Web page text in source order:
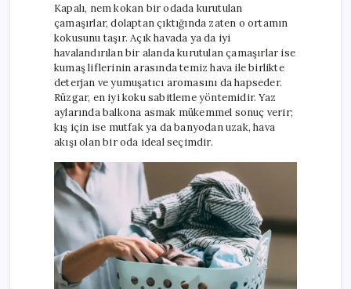
Kapalı, nem kokan bir odada kurutulan
çamaşırlar, dolaptan çıktığında zaten o ortamın
kokusunu taşır. Açık havada ya da iyi
havalandırılan bir alanda kurutulan çamaşırlar ise
kumaş liflerinin arasında temiz hava ile birlikte
deterjan ve yumuşatıcı aromasını da hapseder.
Rüzgar, en iyi koku sabitleme yöntemidir. Yaz
aylarında balkona asmak mükemmel sonuç verir;
kış için ise mutfak ya da banyodan uzak, hava
akışı olan bir oda ideal seçimdir.